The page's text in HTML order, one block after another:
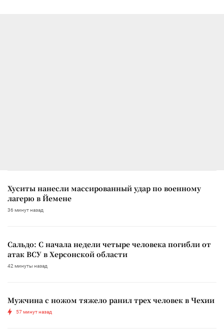
Хуситы нанесли массированный удар по военному
лагерю в Йемене
36 минут назад
Сальдо: С начала недели четыре человека погибли от
атак ВСУ в Херсонской области
42 минуты назад
Мужчина с ножом тяжело ранил трех человек в Чехии
57 минут назад